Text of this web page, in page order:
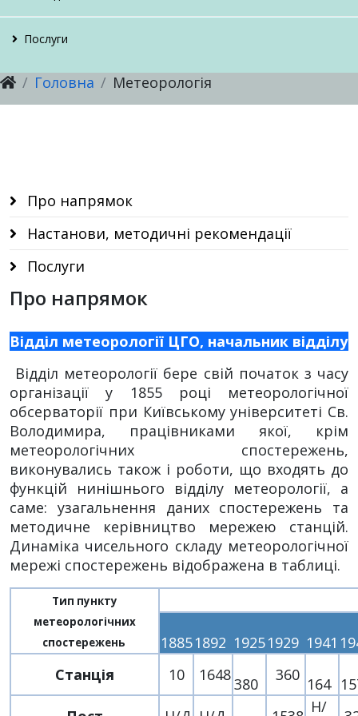
Відкриті дані ЦГО
Настанови, методичні рекомендації
Послуги
Настанови, методичні рекомендації
Послуги
Про напрямок
Настанови, методичні рекомендації
Послуги
Головна Метеорологія
Про напрямок
Настанови, методичні рекомендації
Послуги
Про напрямок
Відділ метеорології ЦГО, начальник відділу
Відділ метеорології бере свій початок з часу
організації у 1855 році метеорологічної
обсерваторії при Київському університеті Св.
Володимира, працівниками якої, крім
метеорологічних спостережень,
виконувались також і роботи, що входять до
функцій нинішнього відділу метеорології, а
саме: узагальнення даних спостережень та
методичне керівництво мережею станцій.
Динаміка чисельного складу метеорологічної
мережі спостережень відображена в таблиці.
Тип пункту
метеорологічних
спостережень
18851892 19251929 1941
Станція
10 1648380 360 164
Н/